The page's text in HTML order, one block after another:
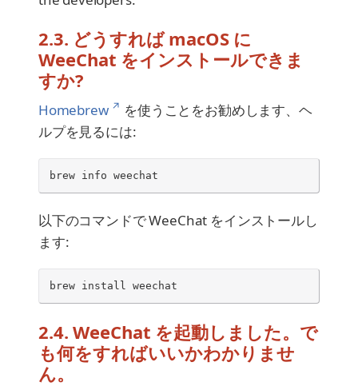
2.3. どうすれば macOS に
WeeChat をインストールできま
すか?
Homebrew ↗ を使うことをお勧めします、ヘ
ルプを見るには:
brew info weechat
以下のコマンドで WeeChat をインストールし
ます:
brew install weechat
2.4. WeeChat を起動しました。で
も何をすればいいかわかりませ
ん。